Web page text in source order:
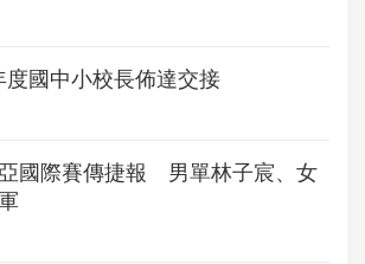
度國中小校長佈達交接
國際賽傳捷報 男單林子宸、女